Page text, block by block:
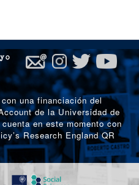
una financiación del
de la Universidad de
en este momento con
Research England QR